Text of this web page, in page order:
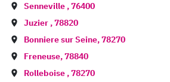
Senneville ,76400
Juzier ,78820
Bonniere sur Seine,78270
Freneuse,78840
Rolleboise ,78270